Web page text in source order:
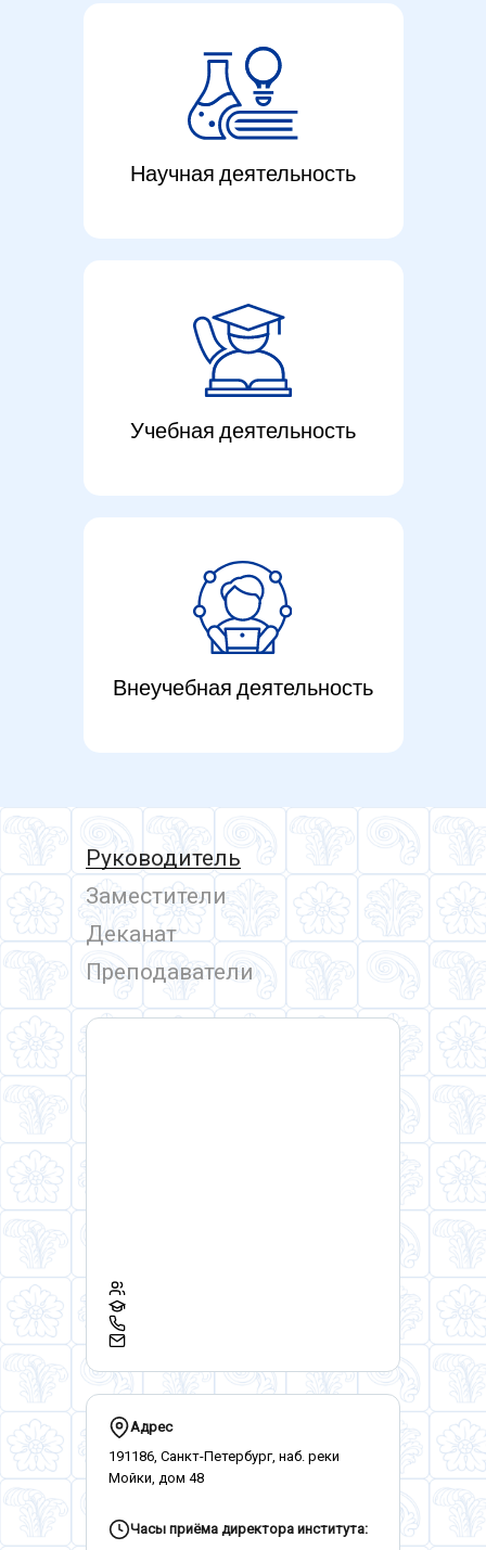
Научная деятельность
Учебная деятельность
Внеучебная деятельность
Руководитель
Заместители
Деканат
Преподаватели
Адрес
191186, Санкт-Петербург, наб. реки
Мойки, дом 48
Часы приёма директора института: